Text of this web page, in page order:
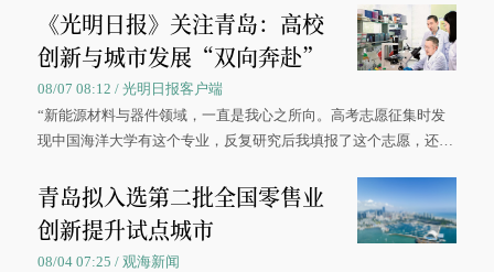
《光明日报》关注青岛：高校
创新与城市发展“双向奔赴”
08/07 08:12 / 光明日报客户端
“新能源材料与器件领域，一直是我心之所向。高考志愿征集时发
现中国海洋大学有这个专业，反复研究后我填报了这个志愿，还真
大学材料科学与工程学院材料类专业的录取通知书。
青岛拟入选第二批全国零售业
创新提升试点城市
08/04 07:25 / 观海新闻